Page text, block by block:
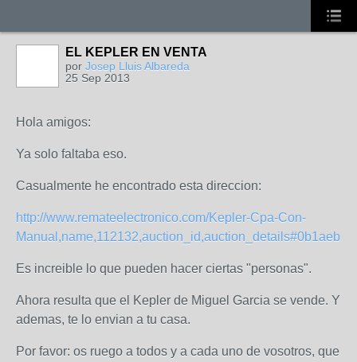
EL KEPLER EN VENTA
por Josep Lluis Albareda
25 Sep 2013
Hola amigos:
Ya solo faltaba eso.
Casualmente he encontrado esta direccion:
http://www.remateelectronico.com/Kepler-Cpa-Con-
Es increible lo que pueden hacer ciertas "personas".
Ahora resulta que el Kepler de Miguel Garcia se vende. Y
ademas, te lo envian a tu casa.
Por favor: os ruego a todos y a cada uno de vosotros, que